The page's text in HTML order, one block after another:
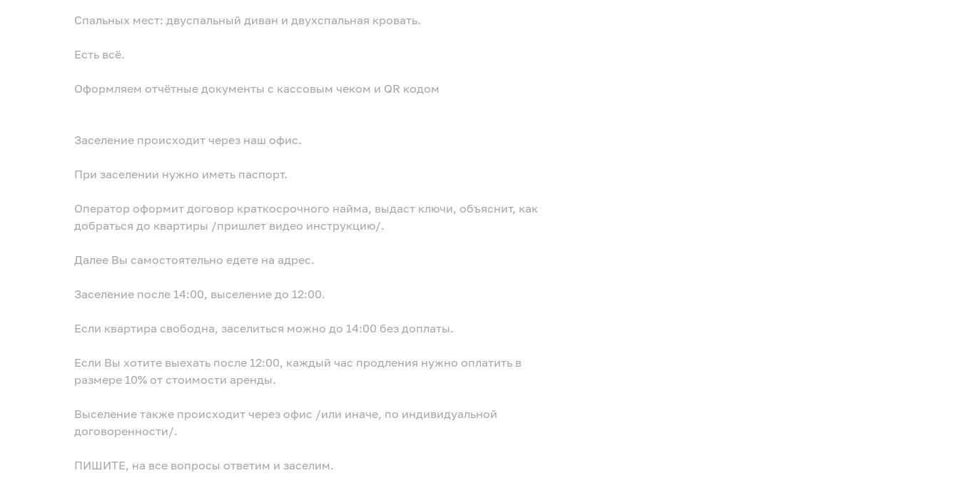
Спальных мест: двуспальный диван и двухспальная кровать.
Есть всё.
Оформляем отчётные документы с кассовым чеком и QR кодом
Заселение происходит через наш офис.
При заселении нужно иметь паспорт.
Оператор оформит договор краткосрочного найма, выдаст ключи, объяснит, как
добраться до квартиры /пришлет видео инструкцию/.
Далее Вы самостоятельно едете на адрес.
Заселение после 14:00, выселение до 12:00.
Если квартира свободна, заселиться можно до 14:00 без доплаты.
Если Вы хотите выехать после 12:00, каждый час продления нужно оплатить в
размере 10% от стоимости аренды.
Выселение также происходит через офис /или иначе, по индивидуальной
договоренности/.
ПИШИТЕ, на все вопросы ответим и заселим.